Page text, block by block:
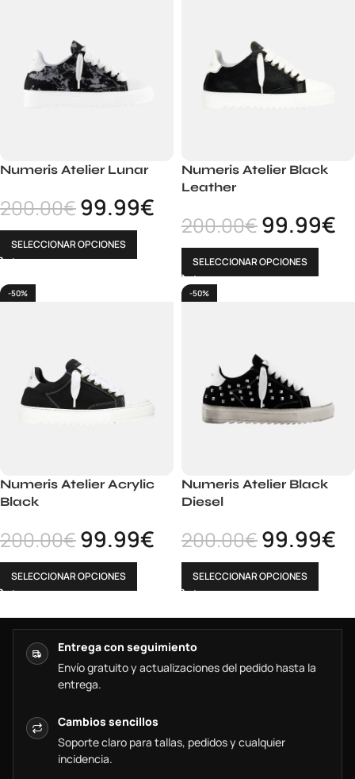
Numeris Atelier Lunar
200.00€99.99€
SELECCIONAR OPCIONES
Numeris Atelier Black
Leather
200.00€99.99€
SELECCIONAR OPCIONES
-50%
Numeris Atelier Acrylic
Black
200.00€99.99€
SELECCIONAR OPCIONES
-50%
Numeris Atelier Black
Diesel
200.00€99.99€
SELECCIONAR OPCIONES
Entrega con seguimiento
Envío gratuito y actualizaciones del pedido hasta la
entrega.
Cambios sencillos
Soporte claro para tallas, pedidos y cualquier
incidencia.